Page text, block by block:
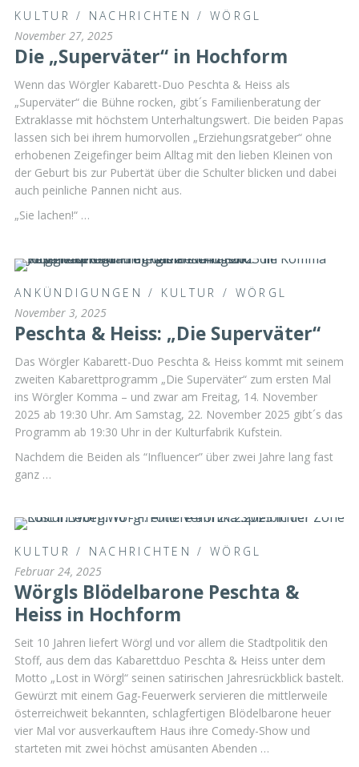
KULTUR / NACHRICHTEN /WÖRGL
November 27, 2025
Die „Superväter“ in Hochform
Wenn das Wörgler Kabarett-Duo Peschta & Heiss als
„Superväter“ die Bühne rocken, gibt´s Familienberatung der
Extraklasse mit höchstem Unterhaltungswert. Die beiden Papas
lassen sich bei ihrem humorvollen „Erziehungsratgeber“ ohne
erhobenen Zeigefinger beim Alltag mit den lieben Kleinen von
der Geburt bis zur Pubertät über die Schulter blicken und dabei
auch peinliche Pannen nicht aus.
„Sie lachen!“ …
ANKÜNDIGUNGEN / KULTUR / WÖRGL
November 3, 2025
Peschta & Heiss: „Die Superväter“
Das Wörgler Kabarett-Duo Peschta & Heiss kommt mit seinem
zweiten Kabarettprogramm „Die Superväter“ zum ersten Mal
ins Wörgler Komma – und zwar am Freitag, 14. November
2025 ab 19:30 Uhr. Am Samstag, 22. November 2025 gibt´s das
Programm ab 19:30 Uhr in der Kulturfabrik Kufstein.
Nachdem die Beiden als “Influencer” über zwei Jahre lang fast
ganz …
KULTUR / NACHRICHTEN /WÖRGL
Februar 24, 2025
Wörgls Blödelbarone Peschta &
Heiss in Hochform
Seit 10 Jahren liefert Wörgl und vor allem die Stadtpolitik den
Stoff, aus dem das Kabarettduo Peschta & Heiss unter dem
Motto „Lost in Wörgl“ seinen satirischen Jahresrückblick bastelt.
Gewürzt mit einem Gag-Feuerwerk servieren die mittlerweile
österreichweit bekannten, schlagfertigen Blödelbarone heuer
vier Mal vor ausverkauftem Haus ihre Comedy-Show und
starteten mit zwei höchst amüsanten Abenden …